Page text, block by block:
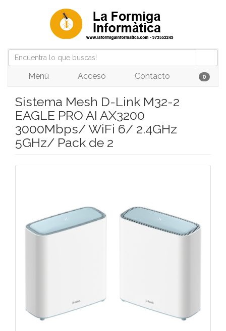
Menú Acceso Contacto 0
Sistema Mesh D-Link M32-2
EAGLE PRO AI AX3200
3000Mbps/ WiFi 6/ 2.4GHz
5GHz/ Pack de 2